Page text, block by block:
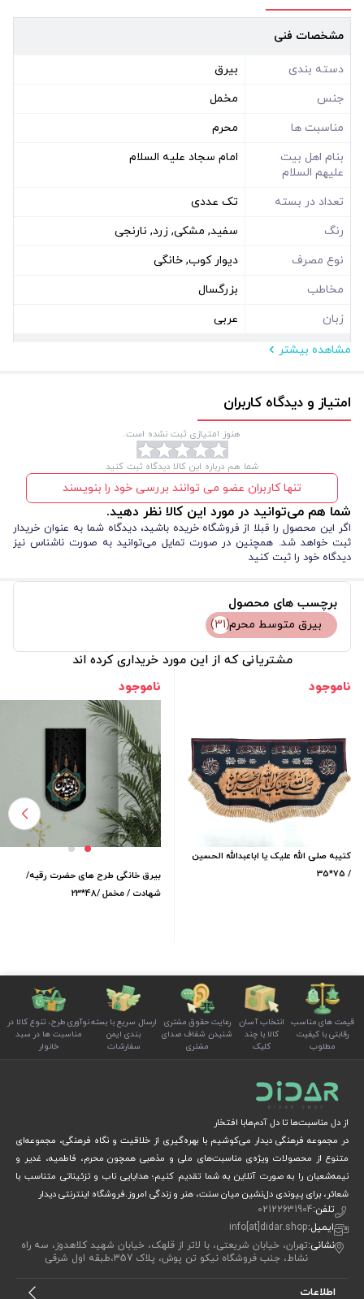
مشخصات فنی
دسته بندی
بیرق
جنس
مخمل
مناسبت ها
محرم
بنام اهل بیت
علیهم السلام
امام سجاد علیه السلام
تعداد در بسته
تک عددی
رنگ
سفید, مشکی, زرد, نارنجی
نوع مصرف
دیوار کوب, خانگی
مخاطب
بزرگسال
زبان
عربی
مشخصات فیزیکی
نوع بسته بندی
سلفون
مستطیل عمودی
مشاهده بیشتر
امتیاز و دیدگاه کاربران
هنوز امتیازی ثبت نشده است.
شما هم درباره این کالا دیدگاه ثبت کنید
تنها کاربران عضو می توانند بررسی خود را بنویسند
شما هم می‌توانید در مورد این کالا نظر دهید.
اگر این محصول را قبلا از فروشگاه خریده باشید، دیدگاه شما به عنوان خریدار
ثبت خواهد شد. همچنین در صورت تمایل می‌توانید به صورت ناشناس نیز
دیدگاه خود را ثبت کنید
برچسب های محصول
بیرق متوسط محرم(31)
مشتریانی که از این مورد خریداری کرده اند
ناموجود
کتیبه صلی الله علیک یا اباعبدالله الحسین
/ 75*35
ناموجود
بیرق خانگی طرح های حضرت رقیه/
شهادت / مخمل /48*23
قیمت های مناسب
رقابتی با کیفیت
مطلوب
انتخاب آسان
کالا با چند
کلیک
رعایت حقوق مشتری
شنیدن شفاف صدای
مشتری
ارسال سریع با بسته
بندی ایمن
سفارشات
نوآوری طرح، تنوع کالا در
مناسبت ها در سبد
خانوار
از دل مناسبت‌ها تا دل آدم‌هابا افتخار
در مجموعه فرهنگی دیدار می‌کوشیم با بهره‌گیری از خلاقیت و نگاه فرهنگی، مجموعه‌ای
متنوع از محصولات ویژه‌ی مناسبت‌های ملی و مذهبی همچون محرم، فاطمیه، غدیر و
نیمه‌شعبان را به صورت آنلاین به شما تقدیم کنیم؛ هدایایی ناب و تزئیناتی متناسب با
شعائر، برای پیوندی دل‌نشین میان سنت، هنر و زندگی امروز.فروشگاه اینترنتی دیدار
تلفن:02122631904
ایمیل:info[at]didar.shop
نشانی:تهران، خیابان شریعتی، با لاتر از قلهک، خیابان شهید کلاهدوز، سه راه
نشاط، جنب فروشگاه نیکو تن پوش، پلاک 357،طبقه اول شرقی
اطلاعات